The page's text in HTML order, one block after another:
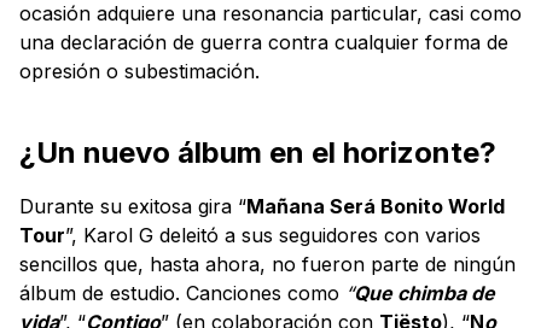
ocasión adquiere una resonancia particular, casi como
una declaración de guerra contra cualquier forma de
opresión o subestimación.
¿Un nuevo álbum en el horizonte?
Durante su exitosa gira “Mañana Será Bonito World
Tour”, Karol G deleitó a sus seguidores con varios
sencillos que, hasta ahora, no fueron parte de ningún
álbum de estudio. Canciones como “Que chimba de
vida”, “Contigo” (en colaboración con Tiësto), “No